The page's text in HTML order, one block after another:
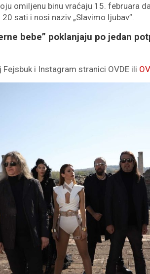
omiljenu binu vraćaju 15. februara
sati i nosi naziv „Slavimo ljubav”.
bebe” poklanjaju po jedan
i Instagram stranici OVDE ili